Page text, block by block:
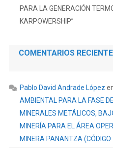
PARA LA GENERACIÓN
KARPOWERSHIP”
COMENTARIOS
Pablo David Andrade López
AMBIENTAL PARA LA FASE
MINERALES METÁLICOS,
MINERÍA PARA EL ÁREA
MINERA PANANTZA